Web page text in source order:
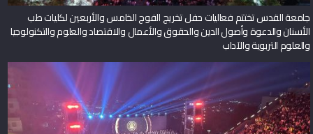
جامعة القدس تختتم فعاليات حفل تخريج الفوج الخامس والأربعين لكليات طب
الأسنان والدعوة وأصول الدين والحقوق والأعمال والاقتصاد والعلوم والتكنولوجيا
والعلوم التربوية والآداب